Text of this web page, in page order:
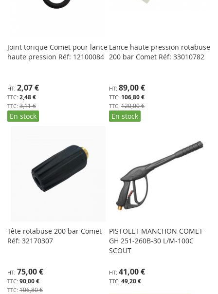
Joint torique Comet pour lance
haute pression Réf: 12100084
Prix
Spécial2,48 €
2,07 €
3,11 €
En stock
Lance haute pression rotabuse
200 bar Comet Réf: 33010782
Prix
Spécial106,80 €
89,00 €
120,00 €
En stock
Tête rotabuse 200 bar Comet
Réf: 32170307
Spécial90,00 €
75,00 €
106,80 €
PISTOLET MANCHON COMET
GH 251-260B-30 L/M-100C
SCOUT
49,20 €
41,00 €